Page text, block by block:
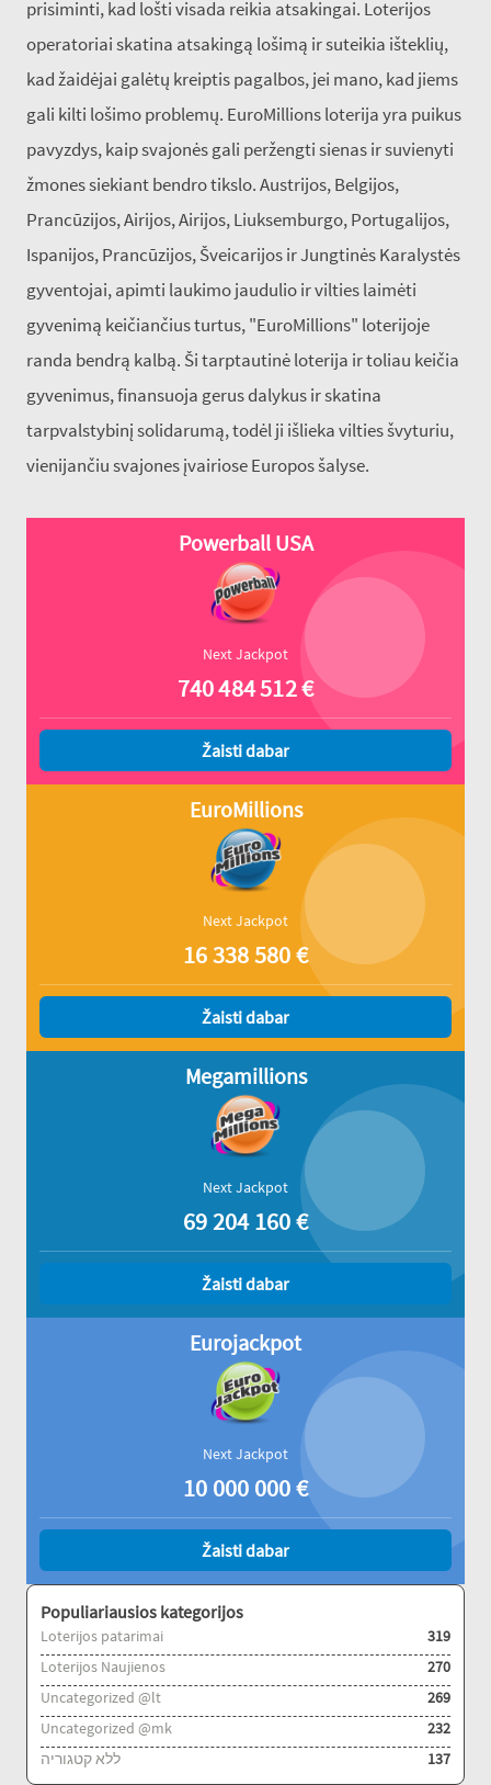
prisiminti, kad lošti visada reikia atsakingai. Loterijos
operatoriai skatina atsakingą lošimą ir suteikia išteklių,
kad žaidėjai galėtų kreiptis pagalbos, jei mano, kad jiems
gali kilti lošimo problemų. EuroMillions loterija yra puikus
pavyzdys, kaip svajonės gali peržengti sienas ir suvienyti
žmones siekiant bendro tikslo. Austrijos, Belgijos,
Prancūzijos, Airijos, Airijos, Liuksemburgo, Portugalijos,
Ispanijos, Prancūzijos, Šveicarijos ir Jungtinės Karalystės
gyventojai, apimti laukimo jaudulio ir vilties laimėti
gyvenimą keičiančius turtus, "EuroMillions" loterijoje
randa bendrą kalbą. Ši tarptautinė loterija ir toliau keičia
gyvenimus, finansuoja gerus dalykus ir skatina
tarpvalstybinį solidarumą, todėl ji išlieka vilties švyturiu,
vienijančiu svajones įvairiose Europos šalyse.
Powerball USA
Next Jackpot
740 484 512€
Žaisti dabar
EuroMillions
Next Jackpot
16 338 580€
Žaisti dabar
Megamillions
Next Jackpot
69 204 160€
Žaisti dabar
Eurojackpot
Next Jackpot
10 000 000€
Žaisti dabar
Populiariausios kategorijos
Loterijos patarimai
319
Loterijos Naujienos
270
Uncategorized @lt
269
Uncategorized @mk
232
ללא קטגוריה
137